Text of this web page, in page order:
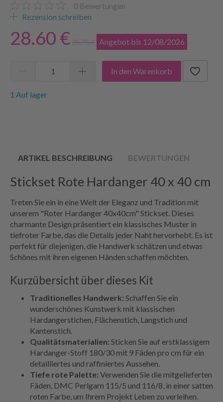
0 Bewertungen
Rezension schreiben
28.60 € 35.75 € Angebot bis 12/08/2026
In den Warenkorb
1 Auf lager
ARTIKEL BESCHREIBUNG BEWERTUNGEN
Stickset Rote Hardanger 40 x 40 cm
Treten Sie ein in eine Welt der Eleganz und Tradition mit
unserem "Roter Hardanger 40x40cm" Stickset. Dieses
charmante Design präsentiert ein klassisches Muster in
tiefroter Farbe, das die Details jeder Naht hervorhebt. Es ist
perfekt für diejenigen, die Handwerk schätzen und etwas
Schönes mit ihren eigenen Händen schaffen möchten.
Kurzübersicht über dieses Kit
Traditionelles Handwerk: Schaffen Sie ein
wunderschönes Kunstwerk mit klassischen
Hardangerstichen, Flächenstich, Langstich und
Kantenstich.
Qualitätsmaterialien: Sticken Sie auf erstklassigem
Hardanger-Stoff 180/30 mit 9 Fäden pro cm für ein
detailliertes und raffiniertes Aussehen.
Tiefe rote Palette: Verwenden Sie die mitgelieferten
Fäden, DMC Perlgarn 115/5 und 116/8, in einer satten
roten Farbe, um Ihrem Projekt Leben zu verleihen.